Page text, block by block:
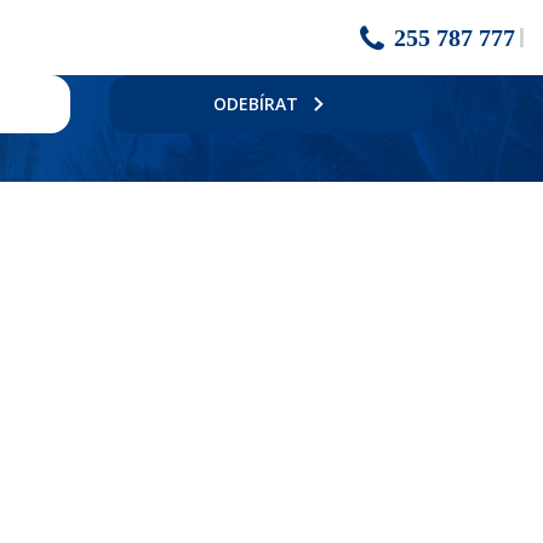
255 787 777
odpočinek, ale zároveň chtějí být na dosah centra. Hotel
ODEBÍRAT